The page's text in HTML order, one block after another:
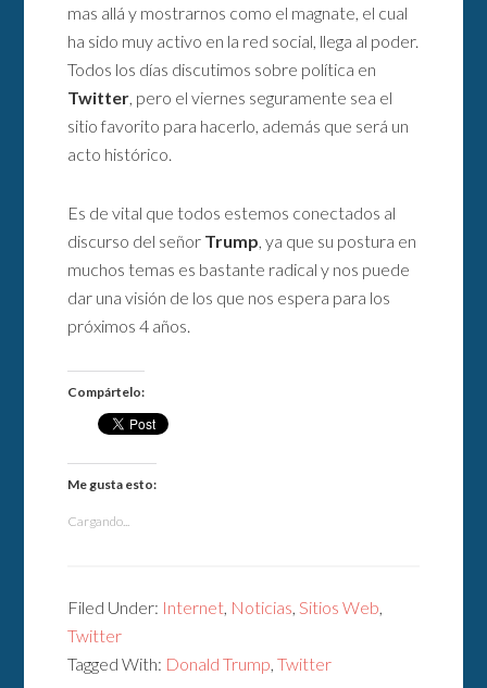
mas allá y mostrarnos como el magnate, el cual
ha sido muy activo en la red social, llega al poder.
Todos los días discutimos sobre política en
Twitter , pero el viernes seguramente sea el
sitio favorito para hacerlo, además que será un
acto histórico.
Es de vital que todos estemos conectados al
discurso del señor Trump , ya que su postura en
muchos temas es bastante radical y nos puede
dar una visión de los que nos espera para los
próximos 4 años.
Compártelo:
Me gusta esto:
Cargando...
Filed Under: Internet Noticias Sitios Web
Twitter
Tagged With: Donald Trump ,Twitter